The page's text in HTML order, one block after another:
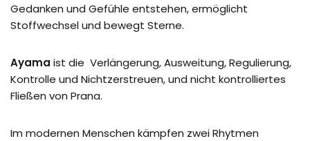
Gedanken und Gefühle entstehen, ermöglicht
Stoffwechsel und bewegt Sterne.
Ayama ist die Verlängerung, Ausweitung, Regulierung,
Kontrolle und Nichtzerstreuen, und nicht kontrolliertes
Fließen von Prana.
Im modernen Menschen kämpfen zwei Rhytmen